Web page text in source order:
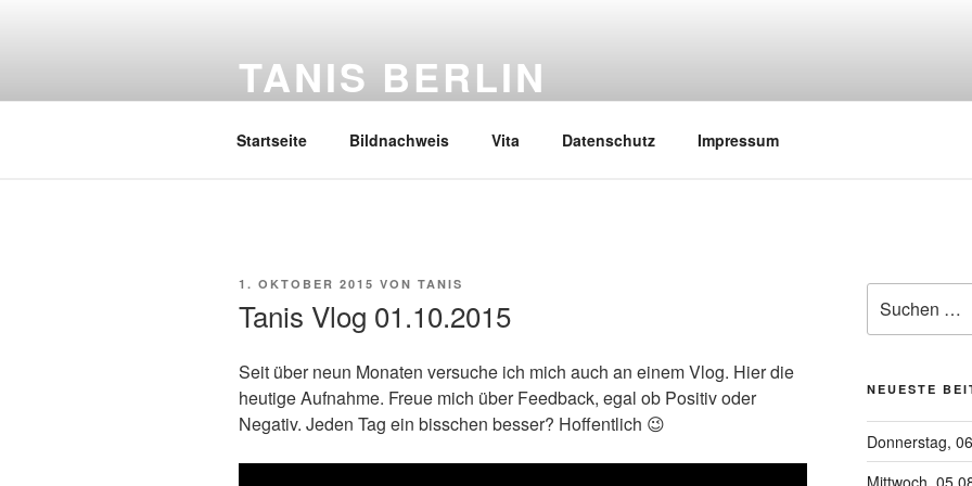
TANIS BERLIN
Startseite Bildnachweis Vita Datenschutz Impressum
VERÖFFENTLICHT
1. OKTOBER 2015 VON TANIS
Tanis Vlog 01.10.2015
Seit über neun Monaten versuche ich mich auch an einem Vlog. Hier die
heutige Aufnahme. Freue mich über Feedback, egal ob Positiv oder
Negativ. Jeden Tag ein bisschen besser? Hoffentlich 😉
nach:
NEUESTE
Donnerstag,